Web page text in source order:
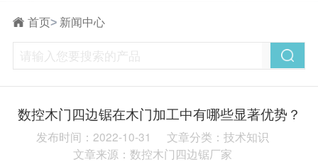
首页> 新闻中心
数控木门四边锯在木门加工中有哪些显著优势？
发布时间：2022-10-31
文章分类：技术知识
文章来源：数控木门四边锯厂家